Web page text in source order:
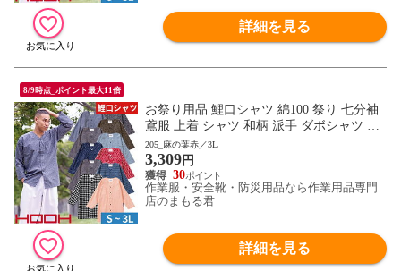
詳細を見る
8/9時点_ポイント最大11倍
お祭り用品 鯉口シャツ 綿100 祭り 七分袖
鳶服 上着 シャツ 和柄 派手 ダボシャツ 村
上被服 鳳皇 HOOH お祭り 夏祭り 花火大会
衣装 大人 男 縁日 出店 おみこし 祭り 職人
神和風 柄 華やか かっこいい おしゃれ 570
0 作業服 通年 大きいサイズ
205_麻の葉赤／3L
3,309円
30
作業服・安全靴・防災用品なら作業用品専門
店のまもる君
詳細を見る